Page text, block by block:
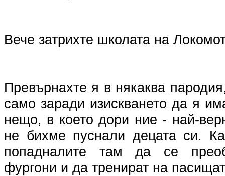
Вече затрихте школата на
Превърнахте я в някаква
само заради изискването да я
нещо, в което дори ние - най-
не бихме пуснали децата си.
попадналите там да се
фургони и да тренират на